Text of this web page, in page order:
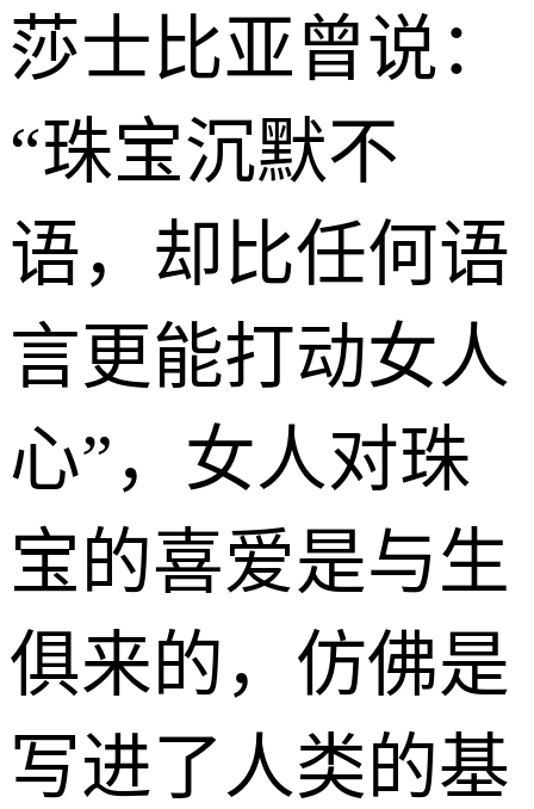
莎士比亚曾说：
“珠宝沉默不
语，却比任何语
言更能打动女人
心”，女人对珠
宝的喜爱是与生
俱来的，仿佛是
写进了人类的基